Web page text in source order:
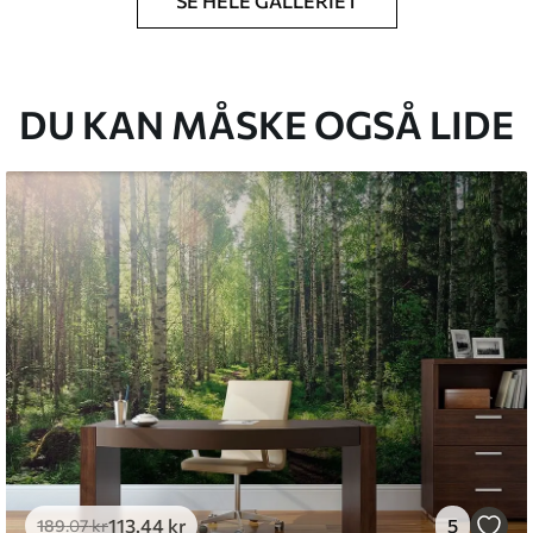
du har angivet, og skæres i identiske
.33269.00kr/m²
and Stick
.67400.00 kr /m²
DU KAN MÅSKE OGSÅ LIDE
189.07kr113.44 kr 5